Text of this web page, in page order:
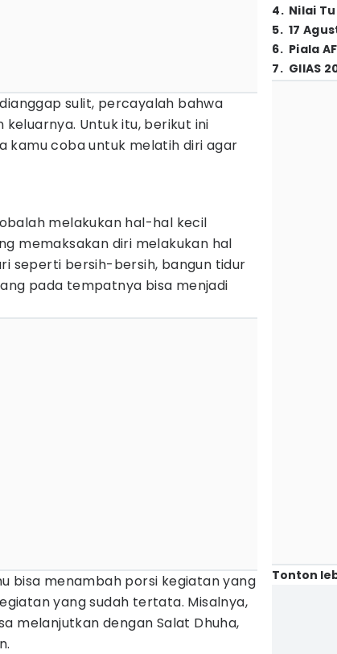
sulit, percayalah bahwa
Untuk itu, berikut ini
kamu coba untuk melatih diri agar
melakukan hal-hal kecil
memaksakan diri melakukan hal
seperti bersih-bersih, bangun tidur
pada tempatnya bisa menjadi
bisa menambah porsi kegiatan yang
yang sudah tertata. Misalnya,
melanjutkan dengan Salat Dhuha,
4. Nilai
5. 17
6. Piala
7. GIIAS
Tonton